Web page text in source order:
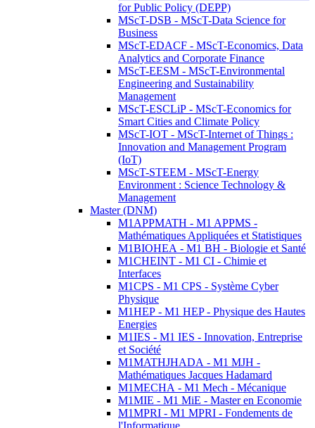
for Public Policy (DEPP)
MScT-DSB - MScT-Data Science for
Business
MScT-EDACF - MScT-Economics, Data
Analytics and Corporate Finance
MScT-EESM - MScT-Environmental
Engineering and Sustainability
Management
MScT-ESCLiP - MScT-Economics for
Smart Cities and Climate Policy
MScT-IOT - MScT-Internet of Things :
Innovation and Management Program
(IoT)
MScT-STEEM - MScT-Energy
Environment : Science Technology &
Management
Master (DNM)
M1APPMATH - M1 APPMS -
Mathématiques Appliquées et Statistiques
M1BIOHEA - M1 BH - Biologie et Santé
M1CHEINT - M1 CI - Chimie et
Interfaces
M1CPS - M1 CPS - Système Cyber
Physique
M1HEP - M1 HEP - Physique des Hautes
Energies
M1IES - M1 IES - Innovation, Entreprise
et Société
M1MATHJHADA - M1 MJH -
Mathématiques Jacques Hadamard
M1MECHA - M1 Mech - Mécanique
M1MIE - M1 MiE - Master en Economie
M1MPRI - M1 MPRI - Fondements de
l'Informatique